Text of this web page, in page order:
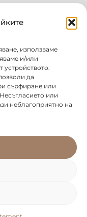
използваме
и/или
устройството.
да
сърфиране или
или
неблагоприятно на